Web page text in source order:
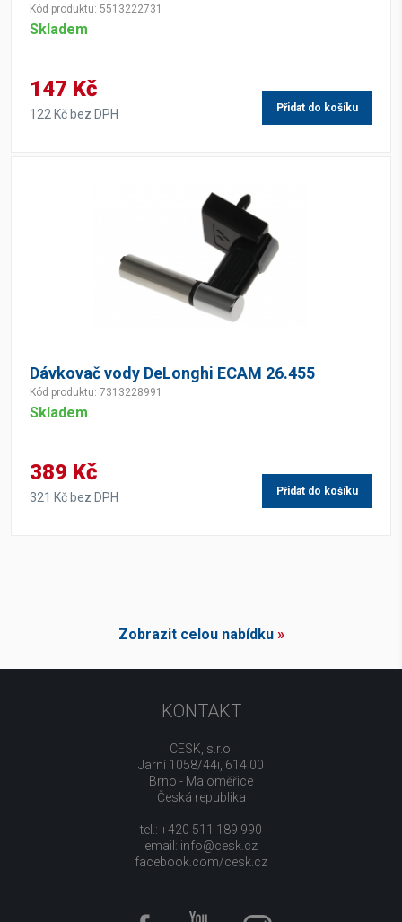
Kód produktu: 5513222731
Skladem
147 Kč
122 Kč bez DPH Přidat do košíku
Dávkovač vody DeLonghi ECAM 26.455
Kód produktu: 7313228991
Skladem
389 Kč
321 Kč bez DPH Přidat do košíku
Zobrazit celou nabídku»
KONTAKT
CESK, s.r.o.
Jarní 1058/44i, 614 00
Brno - Maloměřice
Česká republika
tel.: +420 511 189 990
email: info@cesk.cz
facebook.com/cesk.cz